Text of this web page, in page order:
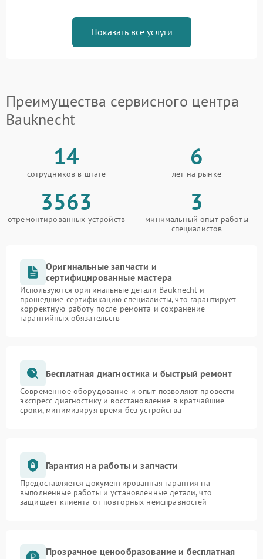
Показать все услуги
Преимущества сервисного центра
Bauknecht
14
сотрудников в штате
6
лет на рынке
3563
отремонтированных устройств
3
минимальный опыт работы
специалистов
Оригинальные запчасти и
сертифицированные мастера
Используются оригинальные детали Bauknecht и
прошедшие сертификацию специалисты, что гарантирует
корректную работу после ремонта и сохранение
гарантийных обязательств
Бесплатная диагностика и быстрый ремонт
Современное оборудование и опыт позволяют провести
экспресс-диагностику и восстановление в кратчайшие
сроки, минимизируя время без устройства
Гарантия на работы и запчасти
Предоставляется документированная гарантия на
выполненные работы и установленные детали, что
защищает клиента от повторных неисправностей
Прозрачное ценообразование и бесплатная